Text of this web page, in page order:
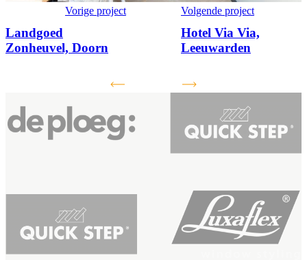
Vorige project
Landgoed
Zonheuvel, Doorn
Volgende project
Hotel Via Via,
Leeuwarden